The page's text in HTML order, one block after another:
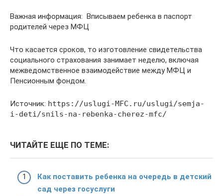
Важная информация: Вписываем ребенка в паспорт
родителей через МФЦ
Что касается сроков, то изготовление свидетельства
социального страхования занимает неделю, включая
межведомственное взаимодействие между МФЦ и
Пенсионным фондом.
Источник: https://uslugi-MFC.ru/uslugi/semja-
i-deti/snils-na-rebenka-cherez-mfc/
ЧИТАЙТЕ ЕЩЕ ПО ТЕМЕ:
Как поставить ребенка на очередь в детский
сад через госуслуги